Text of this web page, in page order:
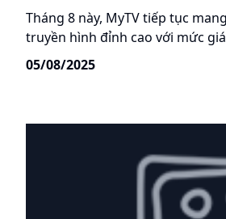
Tháng 8 này, MyTV tiếp tục
truyền hình đỉnh cao với mức
khách hàng – không phân biệt
05/08/2025